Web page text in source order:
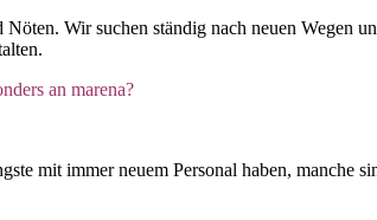
Wir suchen ständig nach neuen Wegen
an marena?
mit immer neuem Personal haben, manche